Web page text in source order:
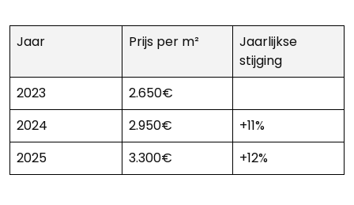
Jaar Prijs per m²
Jaarlijkse
stijging
2023
2.650€
2024
2.950€
+11%
2025
3.300€ +12%